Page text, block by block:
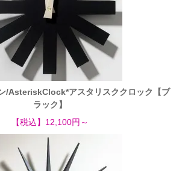
/AsteriskClock*アスタリスククロック【ブ
ラック】
【税込】12,100円～